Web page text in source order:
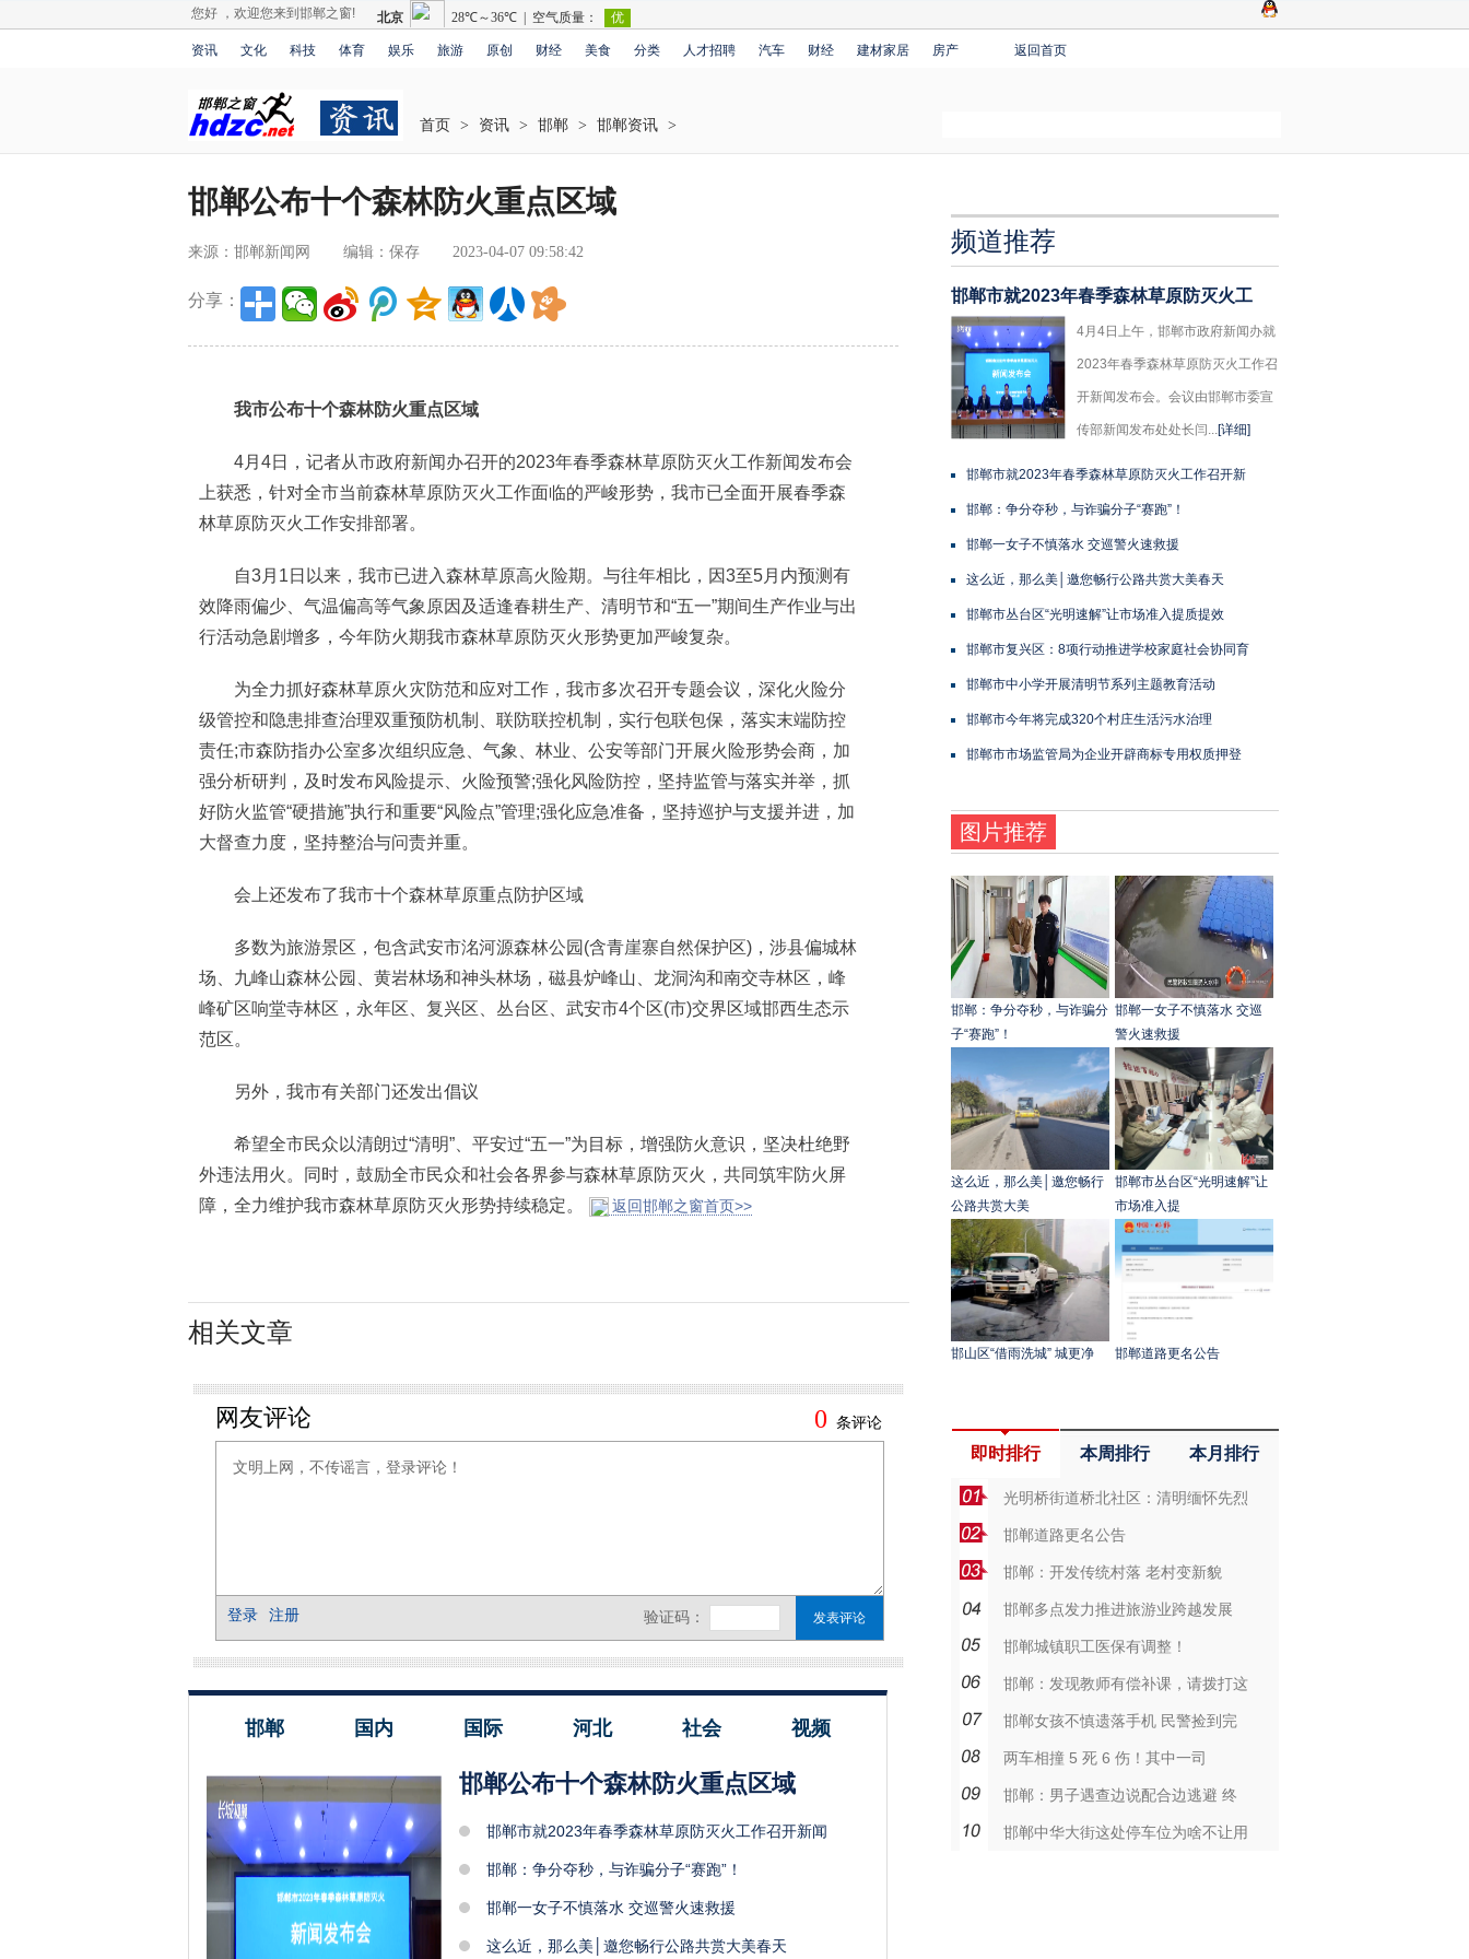
您好 ，欢迎您来到邯郸之窗!
资讯 文化 科技 体育 娱乐 旅游 原创 财经 美食 分类 人才招聘 汽车 财经 建材家居 房产 返回首页
首页 > 资讯 > 邯郸 > 邯郸资讯 >
邯郸公布十个森林防火重点区域
来源：邯郸新闻网 编辑：保存 2023-04-07 09:58:42
分享：
我市公布十个森林防火重点区域
4月4日，记者从市政府新闻办召开的2023年春季森林草原防灭火工作新闻发布会
上获悉，针对全市当前森林草原防灭火工作面临的严峻形势，我市已全面开展春季森
林草原防灭火工作安排部署。
自3月1日以来，我市已进入森林草原高火险期。与往年相比，因3至5月内预测有
效降雨偏少、气温偏高等气象原因及适逢春耕生产、清明节和“五一”期间生产作业与出
行活动急剧增多，今年防火期我市森林草原防灭火形势更加严峻复杂。
为全力抓好森林草原火灾防范和应对工作，我市多次召开专题会议，深化火险分
级管控和隐患排查治理双重预防机制、联防联控机制，实行包联包保，落实末端防控
责任;市森防指办公室多次组织应急、气象、林业、公安等部门开展火险形势会商，加
强分析研判，及时发布风险提示、火险预警;强化风险防控，坚持监管与落实并举，抓
好防火监管“硬措施”执行和重要“风险点”管理;强化应急准备，坚持巡护与支援并进，加
大督查力度，坚持整治与问责并重。
会上还发布了我市十个森林草原重点防护区域
多数为旅游景区，包含武安市洺河源森林公园(含青崖寨自然保护区)，涉县偏城林
场、九峰山森林公园、黄岩林场和神头林场，磁县炉峰山、龙洞沟和南交寺林区，峰
峰矿区响堂寺林区，永年区、复兴区、丛台区、武安市4个区(市)交界区域邯西生态示
范区。
另外，我市有关部门还发出倡议
希望全市民众以清朗过“清明”、平安过“五一”为目标，增强防火意识，坚决杜绝野
外违法用火。同时，鼓励全市民众和社会各界参与森林草原防灭火，共同筑牢防火屏
障，全力维护我市森林草原防灭火形势持续稳定。
返回邯郸之窗首页>>
相关文章
邯郸 国内 国际 河北 社会 视频
邯郸公布十个森林防火重点区域
邯郸市就2023年春季森林草原防灭火工作召开新闻
邯郸：争分夺秒，与诈骗分子“赛跑”！
邯郸一女子不慎落水 交巡警火速救援
这么近，那么美│邀您畅行公路共赏大美春天
频道推荐
邯郸市就2023年春季森林草原防灭火工
4月4日上午，邯郸市政府新闻办就
2023年春季森林草原防灭火工作召
开新闻发布会。会议由邯郸市委宣
传部新闻发布处处长闫...[详细]
邯郸市就2023年春季森林草原防灭火工作召开新
邯郸：争分夺秒，与诈骗分子“赛跑”！
邯郸一女子不慎落水 交巡警火速救援
这么近，那么美│邀您畅行公路共赏大美春天
邯郸市丛台区“光明速解”让市场准入提质提效
邯郸市复兴区：8项行动推进学校家庭社会协同育
邯郸市中小学开展清明节系列主题教育活动
邯郸市今年将完成320个村庄生活污水治理
邯郸市市场监管局为企业开辟商标专用权质押登
图片推荐
邯郸：争分夺秒，与诈骗分
子“赛跑”！
邯郸一女子不慎落水 交巡
警火速救援
这么近，那么美│邀您畅行
公路共赏大美
邯郸市丛台区“光明速解”让
市场准入提
邯山区“借雨洗城” 城更净 邯郸道路更名公告
即时排行 本周排行 本月排行
光明桥街道桥北社区：清明缅怀先烈
邯郸道路更名公告
邯郸：开发传统村落 老村变新貌
邯郸多点发力推进旅游业跨越发展
邯郸城镇职工医保有调整！
邯郸：发现教师有偿补课，请拨打这
邯郸女孩不慎遗落手机 民警捡到完
两车相撞 5 死 6 伤！其中一司
邯郸：男子遇查边说配合边逃避 终
邯郸中华大街这处停车位为啥不让用